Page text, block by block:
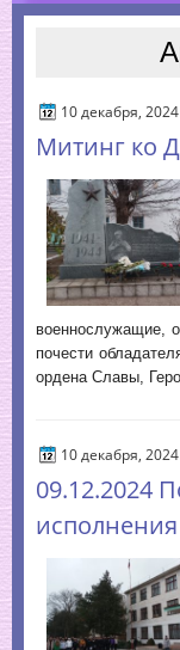
10 декабря, 2024
Митинг ко
военнослужащие,
почести
ордена Славы,
10 декабря, 2024
09.12.2024